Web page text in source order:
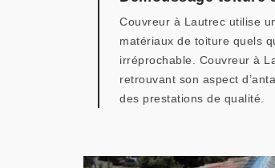
Couvreur à Lautrec utilise
matériaux de toiture quels
irréprochable. Couvreur à
retrouvant son aspect
des prestations de qualité.